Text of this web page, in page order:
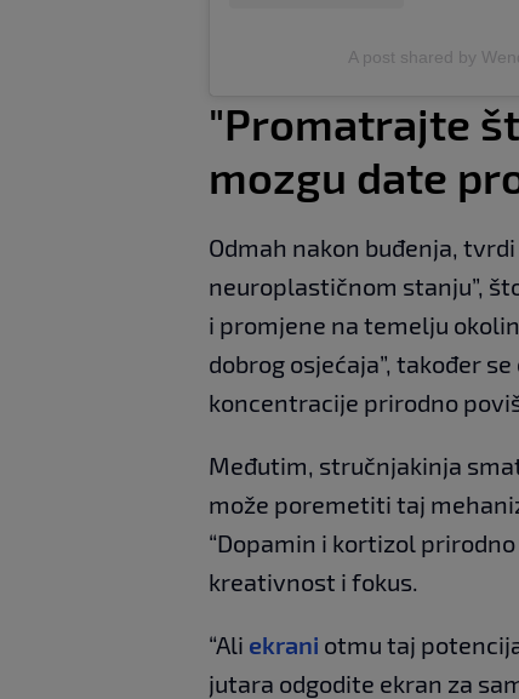
A post shared by
"Promatrajte
mozgu date
Odmah nakon buđenja,
neuroplastičnom stanju”,
i promjene na temelju
dobrog osjećaja”, također
koncentracije prirodno
Međutim, stručnjakinja
može poremetiti taj
“Dopamin i kortizol
kreativnost i fokus.
“Ali ekrani otmu taj
jutara odgodite ekran za